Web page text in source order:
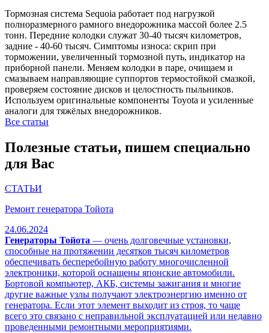
Тормозная система Sequoia работает под нагрузкой
полноразмерного рамного внедорожника массой более 2.5
тонн. Передние колодки служат 30-40 тысяч километров,
задние - 40-60 тысяч. Симптомы износа: скрип при
торможении, увеличенный тормозной путь, индикатор на
приборной панели. Меняем колодки в паре, очищаем и
смазываем направляющие суппортов термостойкой смазкой,
проверяем состояние дисков и целостность пыльников.
Используем оригинальные компоненты Toyota и усиленные
аналоги для тяжёлых внедорожников.
Все статьи
Полезные статьи, пишем специально
для Вас
СТАТЬИ
Ремонт генератора Тойота
24.06.2024
Генераторы Тойота — очень долговечные установки,
способные на протяжении десятков тысяч километров
обеспечивать бесперебойную работу многочисленной
электроники, которой оснащены японские автомобили.
Бортовой компьютер, АКБ, системы зажигания и многие
другие важные узлы получают электроэнергию именно от
генератора. Если этот элемент выходит из строя, то чаще
всего это связано с неправильной эксплуатацией или недавно
проведенными ремонтными мероприятиями.